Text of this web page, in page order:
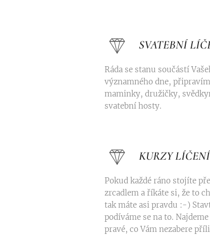
SVATEBNÍ
Ráda se stanu součástí
významného dne,
maminky, družičky,
svatební hosty.
KURZY LÍČENÍ
Pokud každé ráno stojíte
zrcadlem a říkáte si, že to
tak máte asi pravdu :-)
podíváme se na to.
pravé, co Vám nezabere